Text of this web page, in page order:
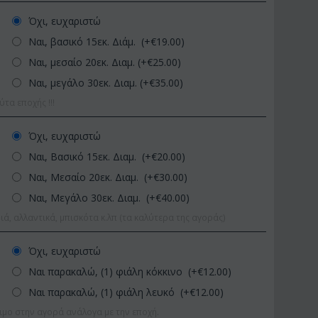
ΚΩΔΙΚΟΣ: Afp1
Ορχιδέα φαλαίνοψις σε
γυάλινο βάζο
€ 39.99
Όχι, ευχαριστώ
Ναι, βασικό 15εκ. Διάμ. (+€19.00)
Ναι, μεσαίο 20εκ. Διαμ. (+€25.00)
Ναι, μεγάλο 30εκ. Διαμ. (+€35.00)
Όχι, ευχαριστώ
Ναι, Βασικό 15εκ. Διαμ. (+€20.00)
Ναι, Μεσαίο 20εκ. Διαμ. (+€30.00)
Ναι, Μεγάλο 30εκ. Διαμ. (+€40.00)
Όχι, ευχαριστώ
Ναι παρακαλώ, (1) φιάλη κόκκινο (+€12.00)
Ναι παρακαλώ, (1) φιάλη λευκό (+€12.00)